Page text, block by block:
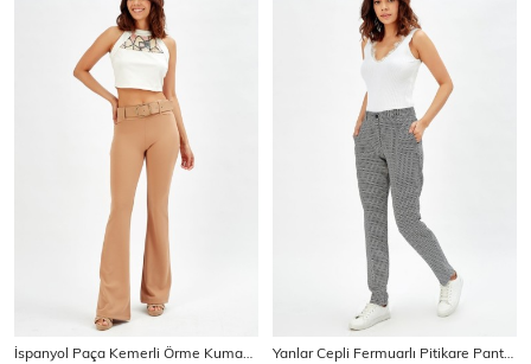
İspanyol Paça Kemerli Örme Kumaş Pantolon Pnt32439 Yanlar Cepli Fermuarlı Pitikare Pantolon PNT-31950